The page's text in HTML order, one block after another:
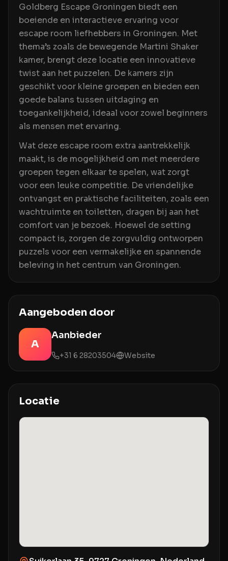
Goldberg Escape Groningen biedt een
boeiende en interactieve ervaring voor
escape room liefhebbers in Groningen. Met
thema’s zoals de bewegende Martini Shaker
kamer, brengt deze locatie een innovatieve
twist aan het puzzelen. De kamers zijn
geschikt voor kleine groepen en bieden een
goede balans tussen uitdaging en
toegankelijkheid, ideaal voor zowel beginners
als mensen met ervaring.
Wat deze escape room extra aantrekkelijk
maakt, is de mogelijkheid om met meerdere
groepen tegen elkaar te spelen, wat zorgt
voor een leuke competitie. De vriendelijke
ontvangst en praktische faciliteiten, zoals een
wachtruimte en toiletten, dragen bij aan het
comfort van je bezoek. Hoewel de setting
compact is, zorgen de zorgvuldig ontworpen
puzzels voor een vermakelijke en spannende
beleving in het centrum van Groningen.
Aangeboden door
A
Aanbieder
+31 6 28203504 Website
Locatie